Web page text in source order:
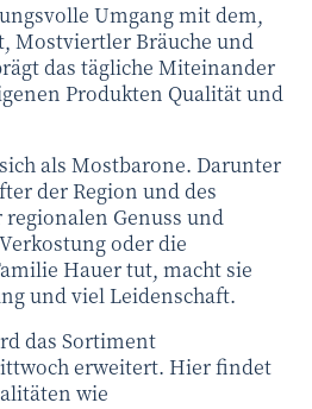
Umgang mit dem,
Mostviertler Bräuche und
das tägliche Miteinander
Produkten Qualität und
als Mostbarone. Darunter
der Region und des
Genuss und
oder die
Hauer tut, macht sie
und viel Leidenschaft.
das Sortiment
erweitert. Hier findet
wie